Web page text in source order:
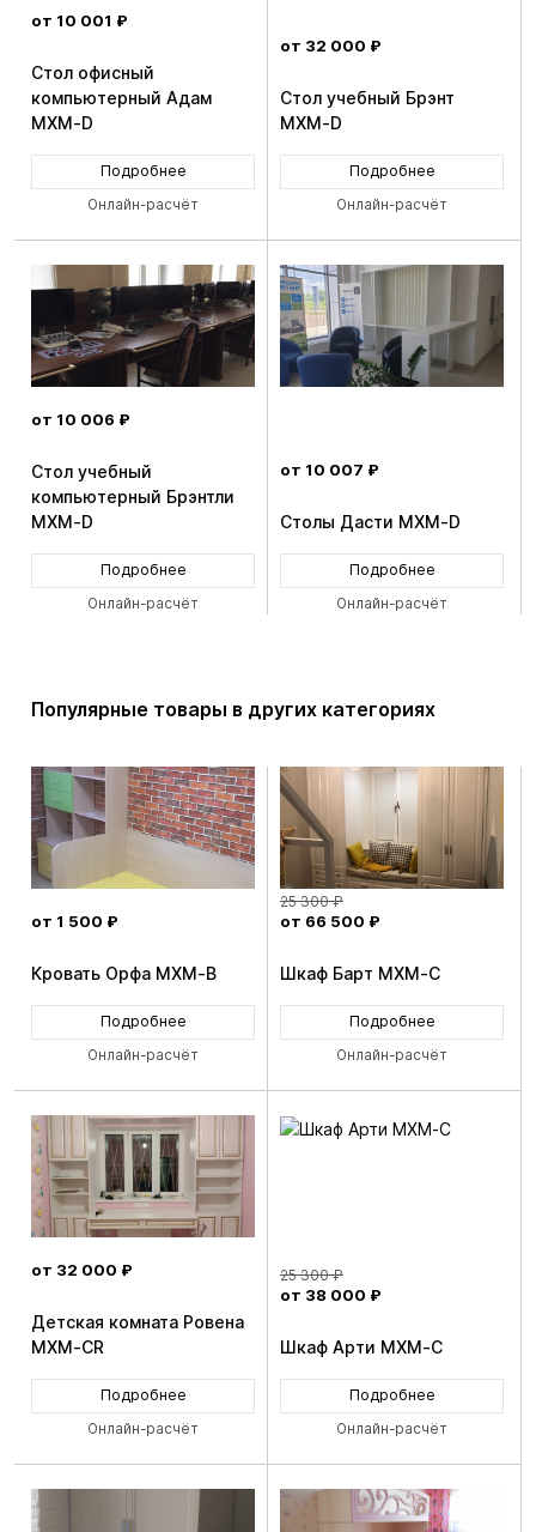
от 10 001 ₽
Стол офисный
компьютерный Адам
MXM-D
Подробнее
Онлайн-расчёт
от 32 000 ₽
Стол учебный Брэнт
MXM-D
Подробнее
Онлайн-расчёт
от 10 006 ₽
Стол учебный
компьютерный Брэнтли
MXM-D
Подробнее
Онлайн-расчёт
от 10 007 ₽
Столы Дасти MXM-D
Подробнее
Онлайн-расчёт
Популярные товары в других категориях
от 1 500 ₽
Кровать Орфа MXM-B
Подробнее
Онлайн-расчёт
25 300 ₽
от 66 500 ₽
Шкаф Барт MXM-C
Подробнее
Онлайн-расчёт
от 32 000 ₽
Детская комната Ровена
MXM-CR
Подробнее
Онлайн-расчёт
25 300 ₽
от 38 000 ₽
Шкаф Арти MXM-C
Подробнее
Онлайн-расчёт